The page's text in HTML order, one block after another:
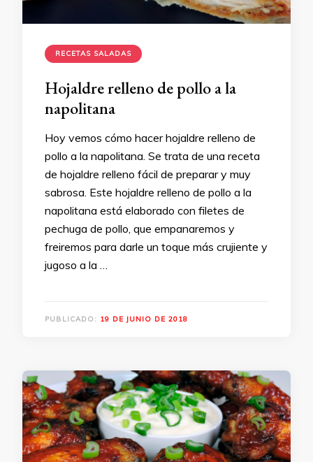
RECETAS SALADAS
Hojaldre relleno de pollo a la
napolitana
Hoy vemos cómo hacer hojaldre relleno de
pollo a la napolitana. Se trata de una receta
de hojaldre relleno fácil de preparar y muy
sabrosa. Este hojaldre relleno de pollo a la
napolitana está elaborado con filetes de
pechuga de pollo, que empanaremos y
freiremos para darle un toque más crujiente y
jugoso a la …
PUBLICADO: 19 DE JUNIO DE 2018